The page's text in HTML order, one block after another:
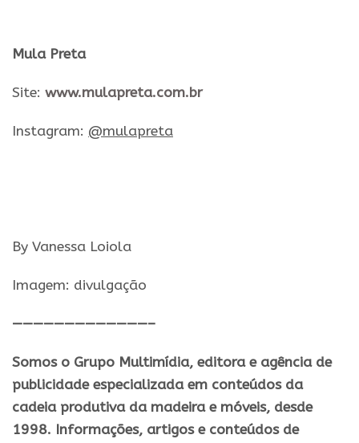
Mula Preta
Site: www.mulapreta.com.br
Instagram: @mulapreta
By Vanessa Loiola
Imagem: divulgação
—————————————–
Somos o Grupo Multimídia, editora e agência de
publicidade especializada em conteúdos da
cadeia produtiva da madeira e móveis, desde
1998. Informações, artigos e conteúdos de